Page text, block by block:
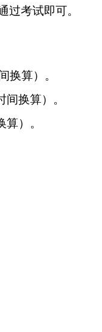
考试即可。
换算）。
换算）。
）。